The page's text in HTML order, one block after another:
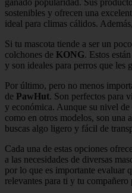
sostenibles y ofrecen una
ideal para climas cálidos.
Si tu mascota tiende a ser un poco
colchones de KONG. Estos
y son ideales para perros que les
Por último, pero no menos
de PawHut. Son perfectos para
y económica. Aunque su nivel de
como en otros modelos, son una
buscas algo ligero y fácil de
Cada una de estas opciones
a las necesidades de diversas
por lo que es importante evaluar
relevantes para ti y tu compañero